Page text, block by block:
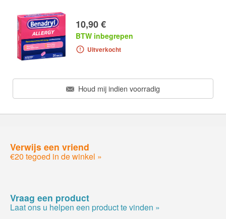
10,90 €
BTW inbegrepen
Uitverkocht
Houd mij indien voorradig
Verwijs een vriend
€20 tegoed in de winkel »
Vraag een product
Laat ons u helpen een product te vinden »